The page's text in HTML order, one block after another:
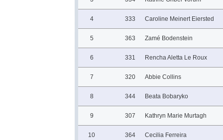
4 333 Caroline Meinert Eiersted
5 363 Zamé Bodenstein
6 331 Rencha Aletta Le Roux
7 320 Abbie Collins
8 344 Beata Bobaryko
9 307 Kathryn Marie Murtagh
10 364 Cecilia Ferreira